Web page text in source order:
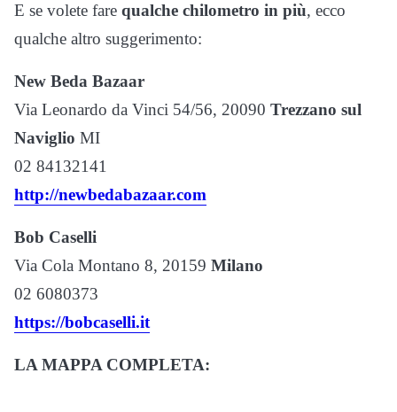
E se volete fare qualche chilometro in più, ecco
qualche altro suggerimento:
New Beda Bazaar
Via Leonardo da Vinci 54/56, 20090 Trezzano sul
Naviglio MI
02 84132141
http://newbedabazaar.com
Bob Caselli
Via Cola Montano 8, 20159 Milano
02 6080373
https://bobcaselli.it
LA MAPPA COMPLETA: